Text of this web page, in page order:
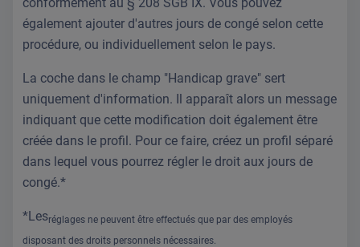
également ajouter d'autres jours de congé selon cette
procédure, ou individuellement selon le pays.
La coche dans le champ "Handicap grave" sert
uniquement d'information. Il apparaît alors un message
indiquant que cette modification doit également être
créée dans le profil. Pour ce faire, créez un profil séparé
dans lequel vous pourrez régler le droit aux jours de
congé.*
*Lesréglages ne peuvent être effectués que par des employés
disposant des droits personnels nécessaires.